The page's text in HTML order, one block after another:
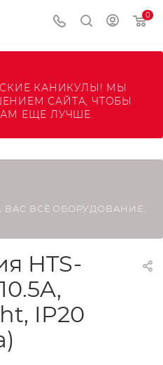
0
КАНИКУЛЫ! МЫ
САЙТА, ЧТОБЫ
ЕЩЕ ЛУЧШЕ.
ВСЁ ОБОРУДОВАНИЕ.
HTS-
IP20